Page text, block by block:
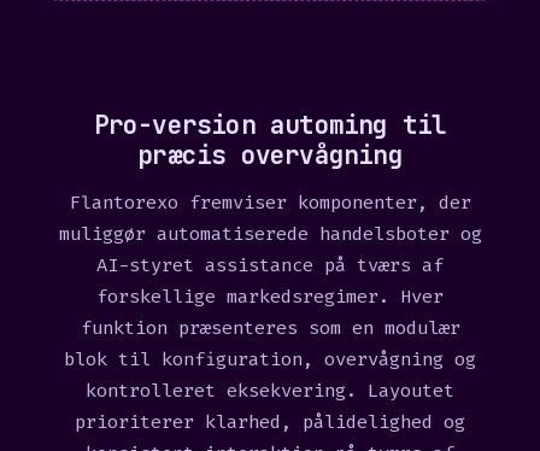
1
Pro-version automing til
præcis overvågning
Flantorexo fremviser komponenter, der
muliggør automatiserede handelsboter og
AI-styret assistance på tværs af
forskellige markedsregimer. Hver
funktion præsenteres som en modulær
blok til konfiguration, overvågning og
kontrolleret eksekvering. Layoutet
prioriterer klarhed, pålidelighed og